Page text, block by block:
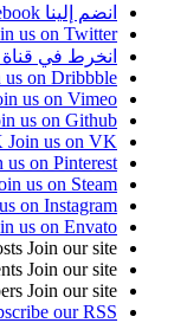
انضم إلينا Facebook
us on Twitter
انخرط في
us on Dribbble
us on Vimeo
us on Github
Join us on VK
us on Pinterest
us on Steam
on Instagram
us on Envato
Join our site
Join our site
Join our site
our RSS